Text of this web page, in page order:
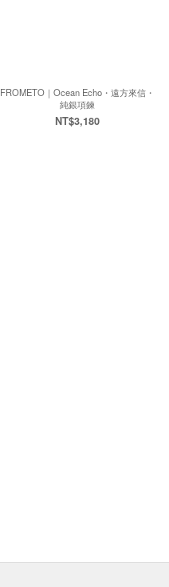
FROMETO｜Ocean Echo・遠方來信・
純銀項鍊
NT$3,180